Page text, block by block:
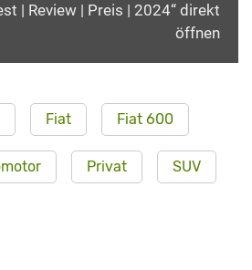
| Review | Preis | 2024“ direkt
öffnen
Fiat Fiat 600
Privat SUV